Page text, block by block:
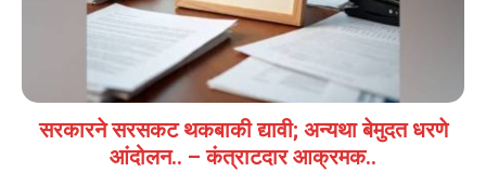
सरकारने सरसकट थकबाकी द्यावी; अन्यथा बेमुदत धरणे
आंदोलन.. – कंत्राटदार आक्रमक..